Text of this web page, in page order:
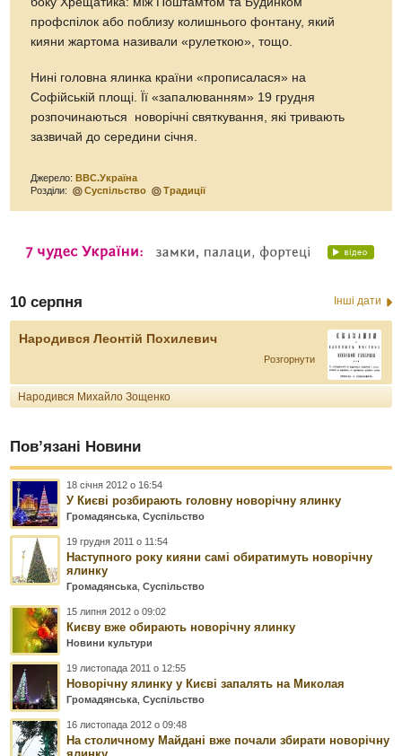
профспілок або поблизу колишнього фонтану, який
кияни жартома називали «рулеткою», тощо.
Нині головна ялинка країни «прописалася» на
Софійській площі. Її «запалюванням» 19 грудня
розпочинаються новорічні святкування, які тривають
зазвичай до середини січня.
Джерело:ВВС.Україна
Розділи:
Суспільство Традиції
10 серпня Інші дати
Народився Леонтій Похилевич
Розгорнути
Народився Михайло Зощенко
Пов’язані Новини
18 січня 2012 о 16:54
У Києві розбирають головну новорічну ялинку
Громадянська ,Суспільство
19 грудня 2011 о 11:54
Наступного року кияни самі обиратимуть новорічну
ялинку
Громадянська ,Суспільство
15 липня 2012 о 09:02
Києву вже обирають новорічну ялинку
Новини культури
19 листопада 2011 о 12:55
Новорічну ялинку у Києві запалять на Миколая
Громадянська ,Суспільство
16 листопада 2012 о 09:48
На столичному Майдані вже почали збирати новорічну